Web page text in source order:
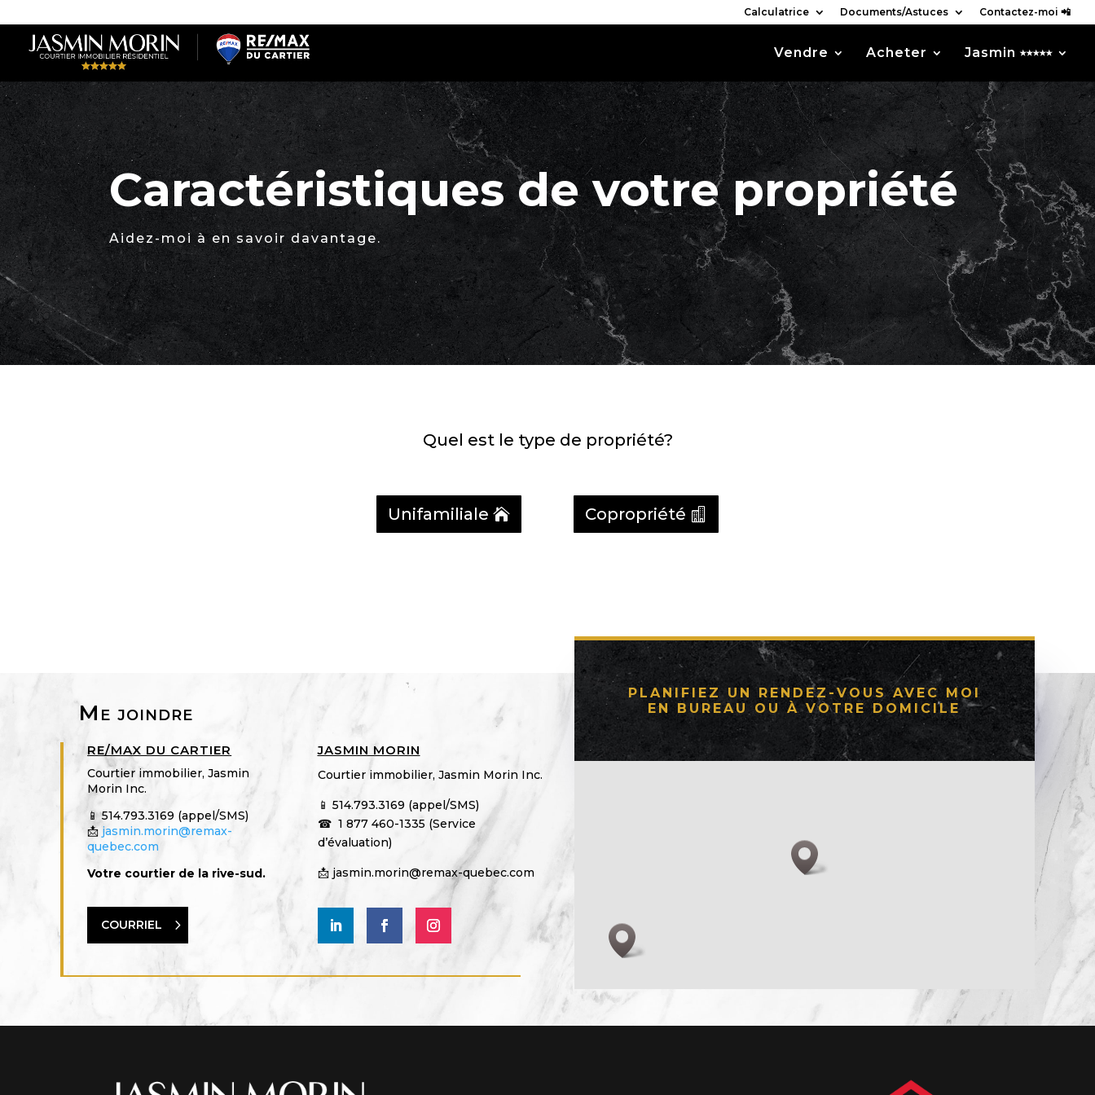
Calculatrice Documents/Astuces Contactez-moi 📲
Vendre Acheter Jasmin ⭑⭑⭑⭑⭑
Caractéristiques de votre propriété
Aidez-moi à en savoir davantage.
Quel est le type de propriété?
Unifamiliale Copropriété
Me joindre
RE/MAX DU CARTIER
Courtier immobilier, Jasmin
Morin Inc.
📱 514.793.3169 (appel/SMS)
📩 jasmin.morin@remax-
quebec.com
Votre courtier de la rive-sud.
COURRIEL
JASMIN MORIN
Courtier immobilier, Jasmin Morin Inc.
📱 514.793.3169 (appel/SMS)
☎ 1 877 460-1335 (Service
d’évaluation)
📩 jasmin.morin@remax-quebec.com
PLANIFIEZ UN RENDEZ-VOUS AVEC MOI
EN BUREAU OU À VOTRE DOMICILE